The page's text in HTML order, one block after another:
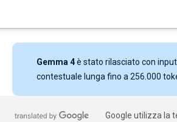
Gemma 4è stato rilasciato con
contestuale lunga fino a 256.000
Google utilizza la